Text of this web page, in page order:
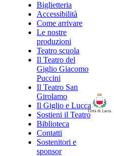
Biglietteria
Accessibilità
Come arrivare
Le nostre
produzioni
Teatro scuola
Il Teatro del
Giglio Giacomo
Puccini
Il Teatro San
Girolamo
Il Giglio e Lucca
Sostieni il Teatro
Biblioteca
Contatti
Sostenitori e
sponsor